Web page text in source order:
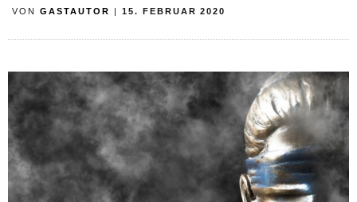
VON GASTAUTOR | 15. FEBRUAR 2020